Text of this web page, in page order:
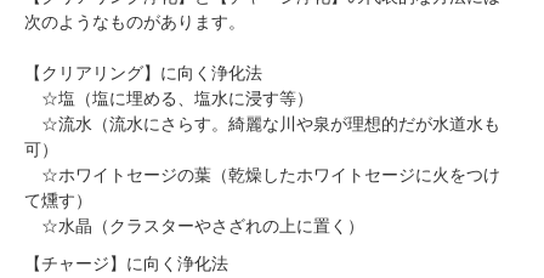
次のようなものがあります。
【クリアリング】に向く浄化法
☆塩（塩に埋める、塩水に浸す等）
☆流水（流水にさらす。綺麗な川や泉が理想的だが水道水も
可）
☆ホワイトセージの葉（乾燥したホワイトセージに火をつけ
て燻す）
☆水晶（クラスターやさざれの上に置く）
【チャージ】に向く浄化法